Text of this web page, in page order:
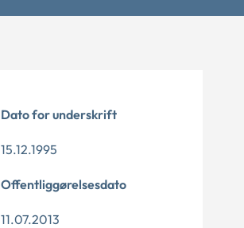
Dato for underskrift
15.12.1995
Offentliggørelsesdato
11.07.2013